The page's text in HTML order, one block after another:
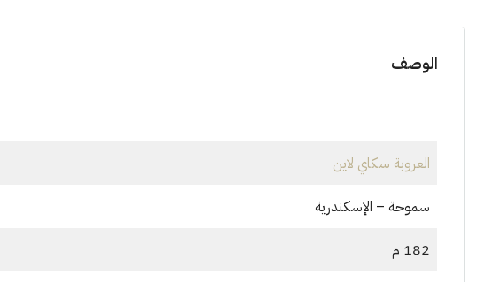
الوصف
العروبة سكاي لاين
سموحة – الإسكندرية
182 م